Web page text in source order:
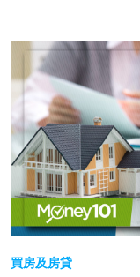
買房及房貸